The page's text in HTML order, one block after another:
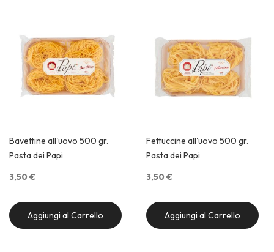
Bavettine all'uovo 500 gr.
Pasta dei Papi
3,50 €
Aggiungi al Carrello
Fettuccine all'uovo 500 gr.
Pasta dei Papi
3,50 €
Aggiungi al Carrello